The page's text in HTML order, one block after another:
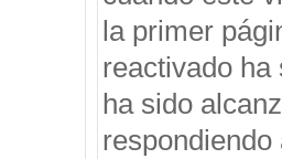
la primer
reactivado ha
ha sido